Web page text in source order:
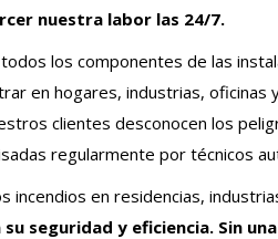
nuestra labor las 24/7.
los componentes de las
en hogares, industrias,
clientes desconocen los
regularmente por técnicos
incendios en residencias,
seguridad y eficiencia. Sin